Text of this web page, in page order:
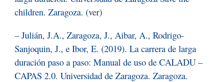
children. Zaragoza. (ver)
– Julián, J.A., Zaragoza, J., Aibar, A., Rodrigo-
Sanjoquin, J., e Ibor, E. (2019). La carrera de larga
duración paso a paso: Manual de uso de CALADU –
CAPAS 2.0. Universidad de Zaragoza. Zaragoza.